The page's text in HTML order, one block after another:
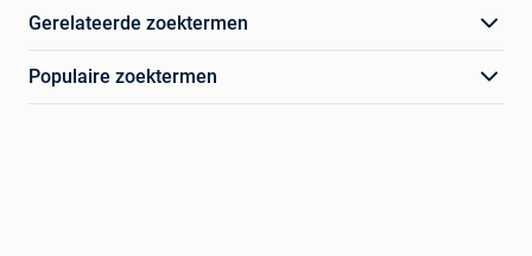
Gerelateerde zoektermen
Populaire zoektermen